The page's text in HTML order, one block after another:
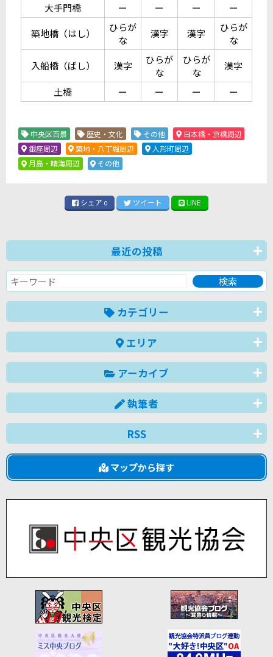
大手門橋
ー ー ー
ー
築地橋（はし）
ひらが
な
漢字 漢字
ひらが
な
入船橋（ばし）
漢字
ひらが
な
ひらが
な
漢字
土橋 ー ー ー ー
中央区百景 歴史・文化 その他
日本橋・京橋周辺
銀座周辺
築地・八丁堀周辺
人形町周辺
月島・晴海周辺
その他
シェア 0 ツイート LINE
最近の投稿
カテゴリー
エリア
アーカイブ
執筆者
RSS
マップから探す